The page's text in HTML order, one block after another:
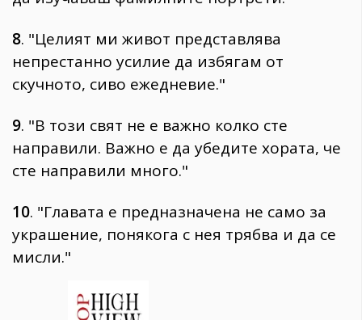
8. "Целият ми живот представлява
непрестанно усилие да избягам от
скучното, сиво ежедневие."
9. "В този свят не е важно колко сте
направили. Важно е да убедите хората, че
сте направили много."
10. "Главата е предназначена не само за
украшение, понякога с нея трябва и да се
мисли."